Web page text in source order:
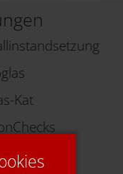
Kat